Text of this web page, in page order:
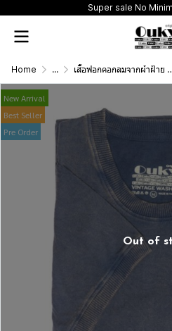
Super sale No
Home ... เสื้อฟอกคอกลมจากผ้าฝ้าย 100% (T-Shirt Round Neck Vintage Washed Cotton 100%)
New Arrival
Best Seller
Pre Order
Out of